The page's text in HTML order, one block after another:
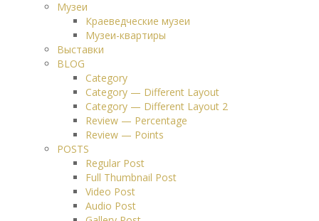
Музеи
Краеведческие музеи
Музеи-квартиры
Выставки
BLOG
Category
Category — Different Layout
Category — Different Layout 2
Review — Percentage
Review — Points
POSTS
Regular Post
Full Thumbnail Post
Video Post
Audio Post